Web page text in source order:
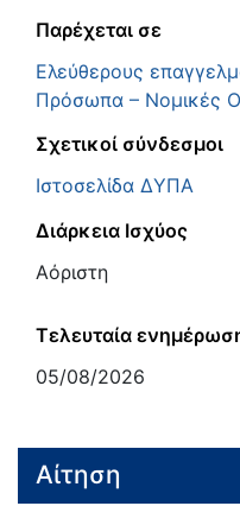
Παρέχεται σε
Ελεύθερους
Πρόσωπα – Νομικές
Σχετικοί σύνδεσμοι
Ιστοσελίδα ΔΥΠΑ
Διάρκεια Ισχύος
Αόριστη
Τελευταία
05/08/2026
Αίτηση